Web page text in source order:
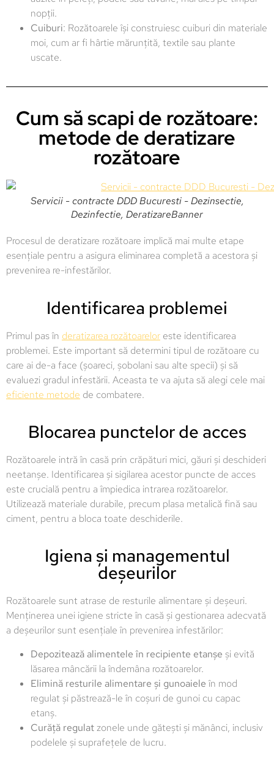
nopții.
Cuiburi: Rozătoarele își construiesc cuiburi din materiale
moi, cum ar fi hârtie mărunțită, textile sau plante
uscate.
Cum să scapi de rozătoare:
metode de deratizare
rozătoare
Servicii - contracte DDD Bucuresti - Dezinsectie,
Dezinfectie, DeratizareBanner
Procesul de deratizare rozătoare implică mai multe etape
esențiale pentru a asigura eliminarea completă a acestora și
prevenirea re-infestărilor.
Identificarea problemei
Primul pas în deratizarea rozătoarelor este identificarea
problemei. Este important să determini tipul de rozătoare cu
care ai de-a face (șoareci, șobolani sau alte specii) și să
evaluezi gradul infestării. Aceasta te va ajuta să alegi cele mai
eficiente metode de combatere.
Blocarea punctelor de acces
Rozătoarele intră în casă prin crăpături mici, găuri și deschideri
neetanșe. Identificarea și sigilarea acestor puncte de acces
este crucială pentru a împiedica intrarea rozătoarelor.
Utilizează materiale durabile, precum plasa metalică fină sau
ciment, pentru a bloca toate deschiderile.
Igiena și managementul
deșeurilor
Rozătoarele sunt atrase de resturile alimentare și deșeuri.
Menținerea unei igiene stricte în casă și gestionarea adecvată
a deșeurilor sunt esențiale în prevenirea infestărilor:
Depozitează alimentele în recipiente etanșe și evită
lăsarea mâncării la îndemâna rozătoarelor.
Elimină resturile alimentare și gunoaieleîn mod
regulat și păstrează-le în coșuri de gunoi cu capac
etanș.
Curăță regulatzonele unde gătești și mănânci, inclusiv
podelele și suprafețele de lucru.